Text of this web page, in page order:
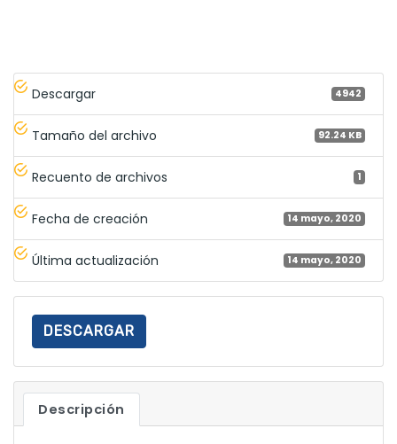
Descargar 4942
Tamaño del archivo 92.24 KB
Recuento de archivos 1
Fecha de creación 14 mayo, 2020
Última actualización 14 mayo, 2020
DESCARGAR
Descripción